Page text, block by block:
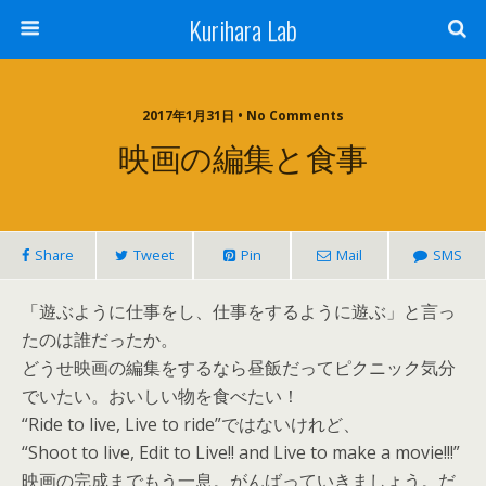
Kurihara Lab
2017年1月31日 • No Comments
映画の編集と食事
Share Tweet Pin Mail SMS
「遊ぶように仕事をし、仕事をするように遊ぶ」と言っ
たのは誰だったか。
どうせ映画の編集をするなら昼飯だってピクニック気分
でいたい。おいしい物を食べたい！
“Ride to live, Live to ride”ではないけれど、
“Shoot to live, Edit to Live!! and Live to make a movie!!!”
映画の完成までもう一息。がんばっていきましょう。だ